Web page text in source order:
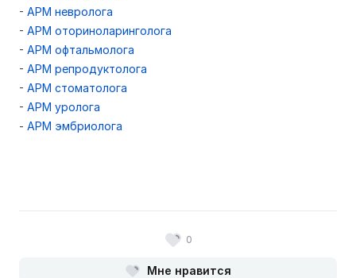
- АРМ невролога
- АРМ оториноларинголога
- АРМ офтальмолога
- АРМ репродуктолога
- АРМ стоматолога
- АРМ уролога
- АРМ эмбриолога
0
Мне нравится